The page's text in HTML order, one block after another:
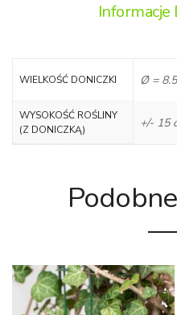
WIELKOŚĆ DONICZKI Ø =
WYSOKOŚĆ ROŚLINY
(Z DONICZKĄ)
+/- 15